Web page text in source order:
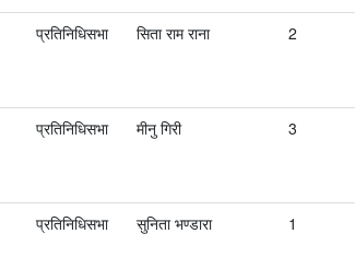
प्रतिनिधिसभा सिता राम राना 2
प्रतिनिधिसभा मीनु गिरी 3
प्रतिनिधिसभा सुनिता भण्डारा 1